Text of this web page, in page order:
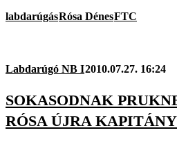
labdarúgásRósa DénesFTC
Labdarúgó NB I2010.07.27. 16:24
SOKASODNAK
RÓSA ÚJRA